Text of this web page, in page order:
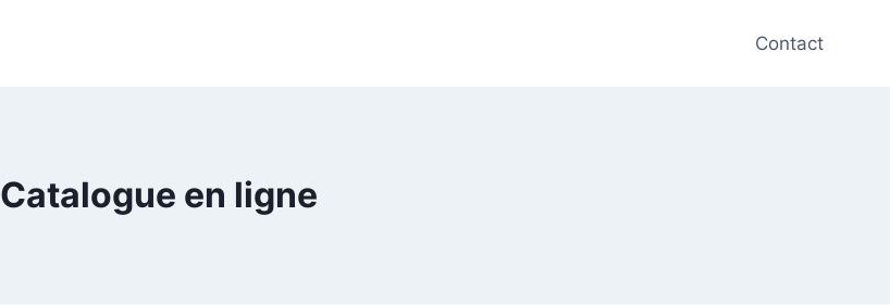
Contact
Catalogue en ligne